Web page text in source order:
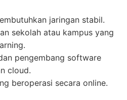
jaringan stabil.
sekolah atau kampus yang
pengembang software
cloud.
beroperasi secara online.